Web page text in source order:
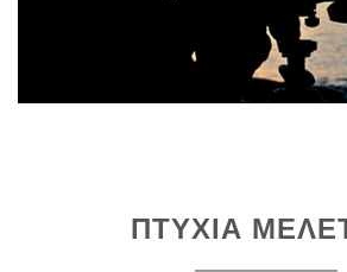
ΠΤΥΧΙΑ